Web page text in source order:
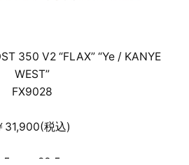
350 V2 “FLAX” “Ye / KANYE
WEST”
FX9028
31,900(税込)
～28.5cm